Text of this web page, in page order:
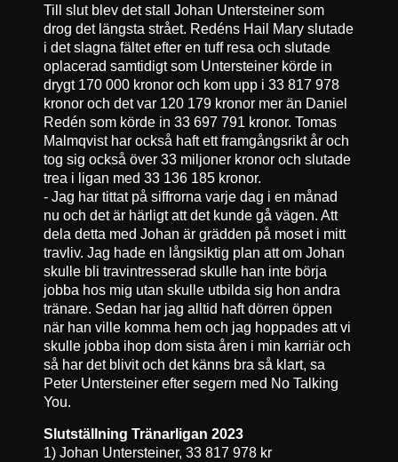
Till slut blev det stall Johan Untersteiner som
drog det längsta strået. Redéns Hail Mary slutade
i det slagna fältet efter en tuff resa och slutade
oplacerad samtidigt som Untersteiner körde in
drygt 170 000 kronor och kom upp i 33 817 978
kronor och det var 120 179 kronor mer än Daniel
Redén som körde in 33 697 791 kronor. Tomas
Malmqvist har också haft ett framgångsrikt år och
tog sig också över 33 miljoner kronor och slutade
trea i ligan med 33 136 185 kronor.
- Jag har tittat på siffrorna varje dag i en månad
nu och det är härligt att det kunde gå vägen. Att
dela detta med Johan är grädden på moset i mitt
travliv. Jag hade en långsiktig plan att om Johan
skulle bli travintresserad skulle han inte börja
jobba hos mig utan skulle utbilda sig hon andra
tränare. Sedan har jag alltid haft dörren öppen
när han ville komma hem och jag hoppades att vi
skulle jobba ihop dom sista åren i min karriär och
så har det blivit och det känns bra så klart, sa
Peter Untersteiner efter segern med No Talking
You.
Slutställning Tränarligan 2023
1) Johan Untersteiner, 33 817 978 kr